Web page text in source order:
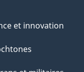
et innovation